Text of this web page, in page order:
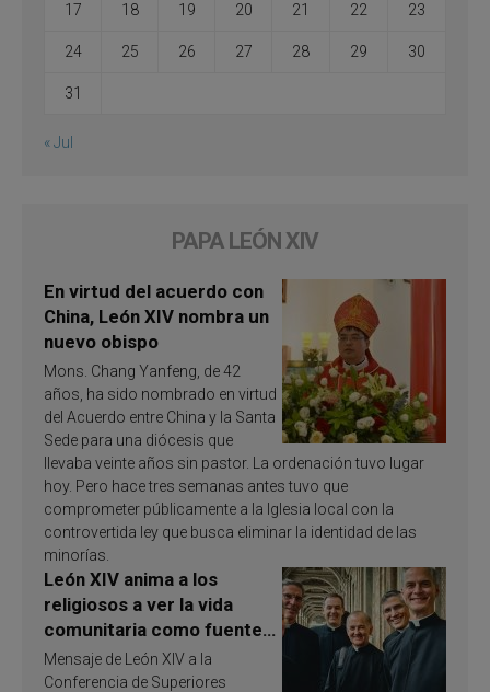
17 18 19 20 21 22 23
24 25 26 27 28 29 30
31
« Jul
PAPA LEÓN XIV
En virtud del acuerdo con
China, León XIV nombra un
nuevo obispo
Mons. Chang Yanfeng, de 42
años, ha sido nombrado en virtud
del Acuerdo entre China y la Santa
Sede para una diócesis que
llevaba veinte años sin pastor. La ordenación tuvo lugar
hoy. Pero hace tres semanas antes tuvo que
comprometer públicamente a la Iglesia local con la
controvertida ley que busca eliminar la identidad de las
minorías.
León XIV anima a los
religiosos a ver la vida
comunitaria como fuente
de inspiración y
santificación
Mensaje de León XIV a la
Conferencia de Superiores